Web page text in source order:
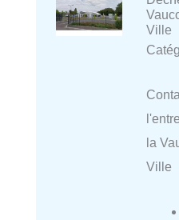
Ville
la
Ville